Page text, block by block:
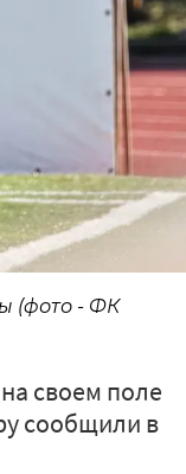
(фото - ФК
своем поле
сообщили в